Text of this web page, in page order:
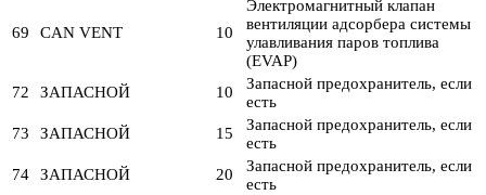
69 CAN VENT 10
Электромагнитный клапан
вентиляции адсорбера системы
улавливания паров топлива
(EVAP)
72
ЗАПАСНОЙ 10
Запасной предохранитель, если
есть
73
ЗАПАСНОЙ 15
Запасной предохранитель, если
есть
74
ЗАПАСНОЙ 20
Запасной предохранитель, если
есть